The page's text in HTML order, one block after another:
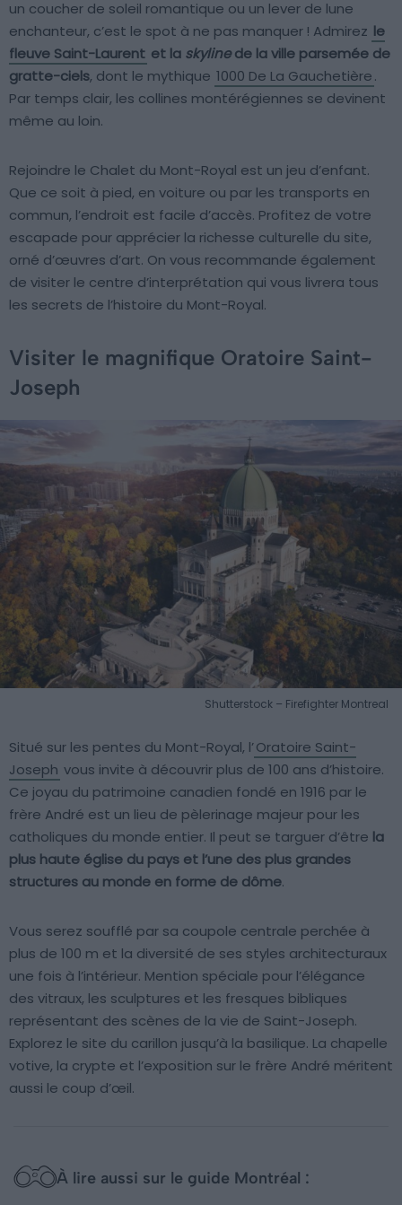
un coucher de soleil romantique ou un lever de lune
enchanteur, c’est le spot à ne pas manquer ! Admirez le
fleuve Saint-Laurent et la skylinede la ville parsemée de
gratte-ciels, dont le mythique 1000 De La Gauchetière.
Par temps clair, les collines montérégiennes se devinent
même au loin.
Rejoindre le Chalet du Mont-Royal est un jeu d’enfant.
Que ce soit à pied, en voiture ou par les transports en
commun, l’endroit est facile d’accès. Profitez de votre
escapade pour apprécier la richesse culturelle du site,
orné d’œuvres d’art. On vous recommande également
de visiter le centre d’interprétation qui vous livrera tous
les secrets de l’histoire du Mont-Royal.
Visiter le magnifique Oratoire Saint-
Joseph
Shutterstock – Firefighter Montreal
Situé sur les pentes du Mont-Royal, l’Oratoire Saint-
Joseph vous invite à découvrir plus de 100 ans d’histoire.
Ce joyau du patrimoine canadien fondé en 1916 par le
frère André est un lieu de pèlerinage majeur pour les
catholiques du monde entier. Il peut se targuer d’être la
plus haute église du pays et l’une des plus grandes
structures au monde en forme de dôme.
Vous serez soufflé par sa coupole centrale perchée à
plus de 100 m et la diversité de ses styles architecturaux
une fois à l’intérieur. Mention spéciale pour l’élégance
des vitraux, les sculptures et les fresques bibliques
représentant des scènes de la vie de Saint-Joseph.
Explorez le site du carillon jusqu’à la basilique. La chapelle
votive, la crypte et l’exposition sur le frère André méritent
aussi le coup d’œil.
À lire aussi sur le guide Montréal :